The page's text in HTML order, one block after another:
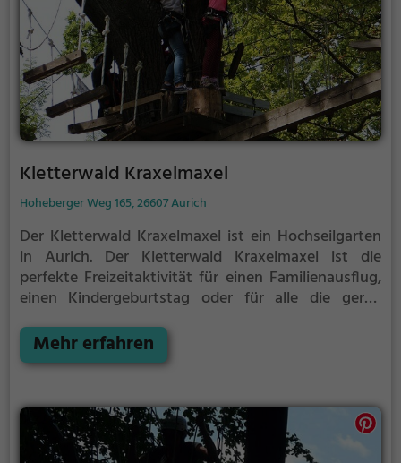
Kletterwald Kraxelmaxel
Hoheberger Weg 165, 26607 Aurich
Der Kletterwald Kraxelmaxel ist ein Hochseilgarten
in Aurich. Der Kletterwald Kraxelmaxel ist die
perfekte Freizeitaktivität für einen Familienausflug,
einen Kindergeburtstag oder für alle die gerne
dem Erdboden erwartet dich eine Welt voller
Abenteuer und Erlebnis. Der Kletterwald
als auch Anfängern jede Menge Platz für Sport und
Spaß.
Mehr erfahren